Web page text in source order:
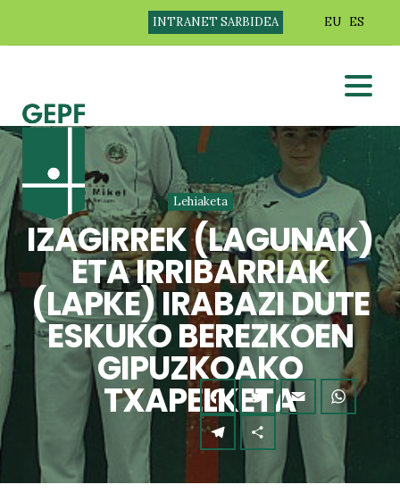
INTRANET SARBIDEA EU ES
Lehiaketa
IZAGIRREK (LAGUNAK)
ETA IRRIBARRIAK
(LAPKE) IRABAZI DUTE
ESKUKO BEREZKOEN
GIPUZKOAKO
TXAPELKETA